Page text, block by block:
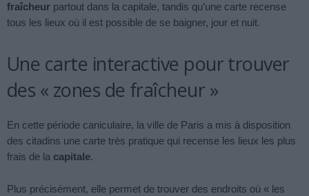
fraîcheur partout dans la capitale, tandis qu’une carte recense
tous les lieux où il est possible de se baigner, jour et nuit.
Une carte interactive pour trouver
des « zones de fraîcheur »
En cette période caniculaire, la ville de Paris a mis à disposition
des citadins une carte très pratique qui recense les lieux les plus
frais de la capitale.
Plus précisément, elle permet de trouver des endroits où « les